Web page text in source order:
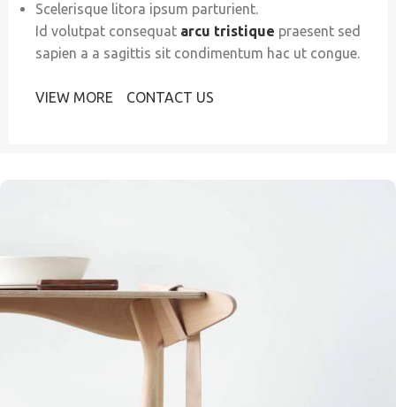
Scelerisque litora ipsum parturient.
Id volutpat consequat arcu tristique praesent sed
sapien a a sagittis sit condimentum hac ut congue.
VIEW MORE CONTACT US